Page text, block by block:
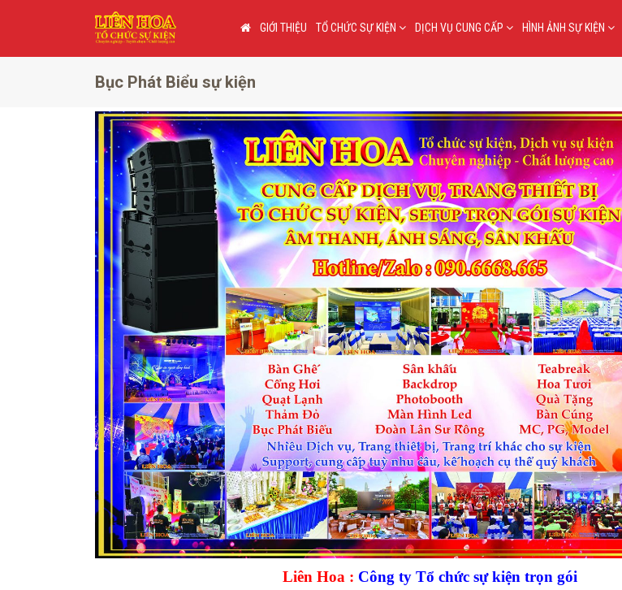
GIỚI THIỆU TỔ CHỨC SỰ KIỆN DỊCH VỤ CUNG CẤP HÌNH ẢNH SỰ KIỆN
Bục Phát Biểu sự kiện
Liên Hoa : Công ty Tổ chức sự kiện trọn gói